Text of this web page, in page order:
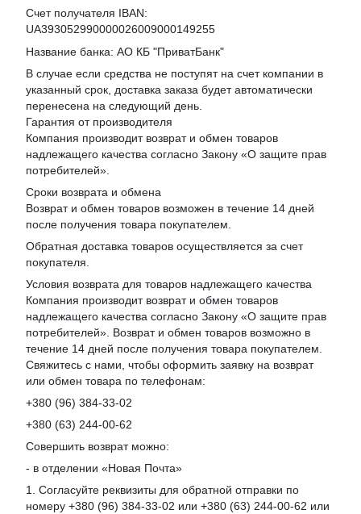
Счет получателя IBAN:
UA393052990000026009000149255
Название банка: АО КБ "ПриватБанк"
В случае если средства не поступят на счет компании в
указанный срок, доставка заказа будет автоматически
перенесена на следующий день.
Гарантия от производителя
Компания производит возврат и обмен товаров
надлежащего качества согласно Закону «О защите прав
потребителей».
Сроки возврата и обмена
Возврат и обмен товаров возможен в течение 14 дней
после получения товара покупателем.
Обратная доставка товаров осуществляется за счет
покупателя.
Условия возврата для товаров надлежащего качества
Компания производит возврат и обмен товаров
надлежащего качества согласно Закону «О защите прав
потребителей». Возврат и обмен товаров возможно в
течение 14 дней после получения товара покупателем.
Свяжитесь с нами, чтобы оформить заявку на возврат
или обмен товара по телефонам:
+380 (96) 384-33-02
+380 (63) 244-00-62
Совершить возврат можно:
- в отделении «Новая Почта»
1. Согласуйте реквизиты для обратной отправки по
номеру +380 (96) 384-33-02 или +380 (63) 244-00-62 или